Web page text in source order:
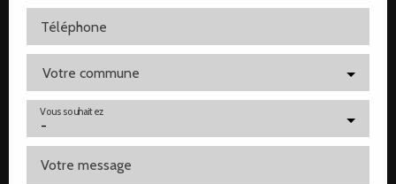
Téléphone
Votre commune
-
Vous souhaitez
Votre message